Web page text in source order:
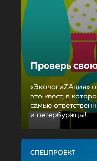
Проверь
«ЭкологиZAция»
это квест, в
самые
и петербуржцы!
СПЕЦПРОЕКТ